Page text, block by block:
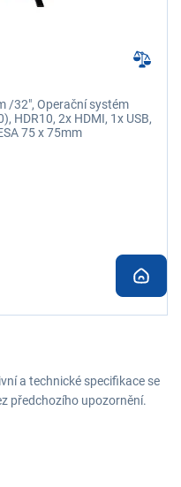
/32", Operační systém
HDR10, 2x HDMI, 1x USB,
75 x 75mm
a technické specifikace se
předchozího upozornění.